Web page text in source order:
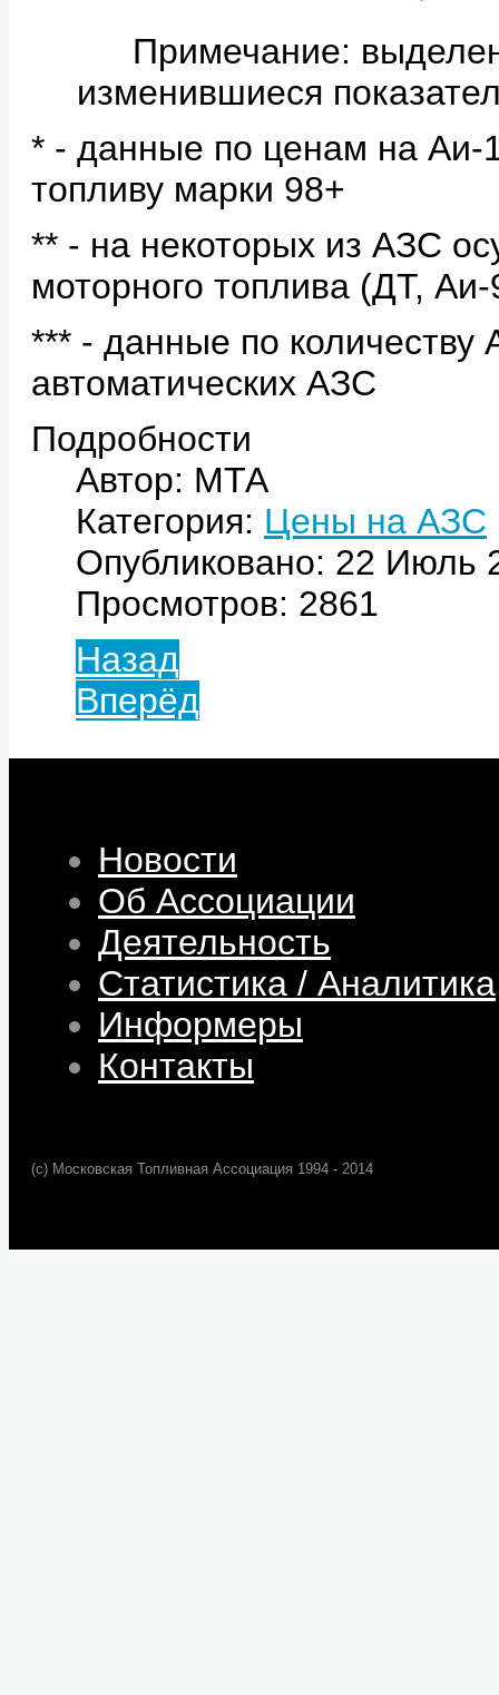
Примечание:
изменившиеся
* - данные по ценам на Аи-
топливу марки 98+
** - на некоторых из АЗС
моторного топлива (ДТ,
*** - данные по количеству
автоматических АЗС
Подробности
Автор: МТА
Категория: Цены на АЗС
Опубликовано: 22 Июль
Просмотров: 2861
Назад
Вперёд
Новости
Об Ассоциации
Деятельность
Статистика / Аналитика
Информеры
Контакты
(c) Московская Топливная Ассоциация 1994 - 2014